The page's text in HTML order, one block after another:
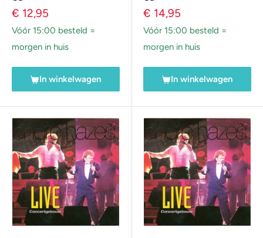
Verkoopprijs
€ 12,95
Vóór 15:00 besteld =
morgen in huis
In winkelwagen
Verkoopprijs
€ 14,95
Vóór 15:00 besteld =
morgen in huis
In winkelwagen